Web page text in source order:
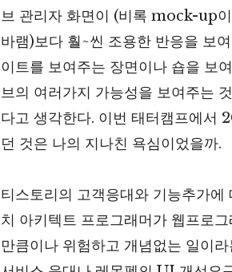
브 관리자 화면이 (비록 mock-up
바램)보다 훨~씬 조용한 반응을 보
이트를 보여주는 장면이나 숍을 보
브의 여러가지 가능성을 보여주는
다고 생각한다. 이번 태터캠프에서
던 것은 나의 지나친 욕심이었을까.
티스토리의 고객응대와 기능추가
치 아키텍트 프로그래머가 웹프로
만큼이나 위험하고 개념없는 일이